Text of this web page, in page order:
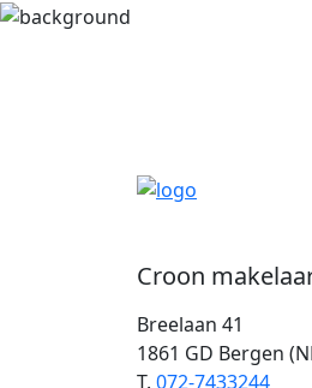
Croon
Breelaan 41
1861 GD Bergen
T. 072-7433244